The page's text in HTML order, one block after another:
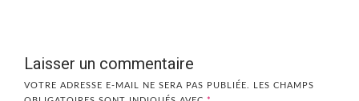
Laisser un commentaire
VOTRE ADRESSE E-MAIL NE SERA PAS PUBLIÉE.
LES CHAMPS